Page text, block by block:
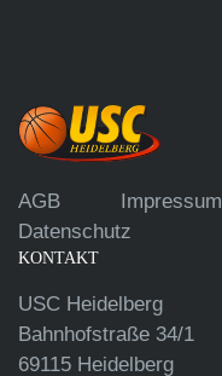
AGB Impressum
Datenschutz
KONTAKT
USC Heidelberg
Bahnhofstraße 34/1
69115 Heidelberg